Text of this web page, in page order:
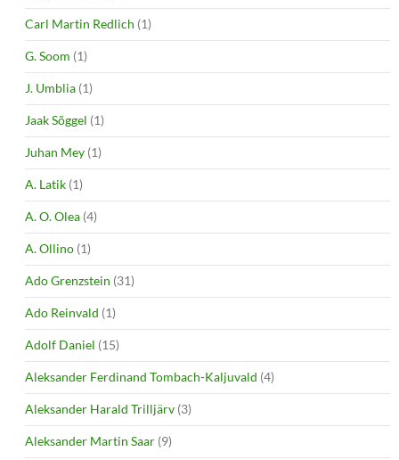
Carl Martin Redlich (1)
G. Soom (1)
J. Umblia (1)
Jaak Sõggel (1)
Juhan Mey (1)
A. Latik (1)
A. O. Olea (4)
A. Ollino (1)
Ado Grenzstein (31)
Ado Reinvald (1)
Adolf Daniel (15)
Aleksander Ferdinand Tombach-Kaljuvald (4)
Aleksander Harald Trilljärv (3)
Aleksander Martin Saar (9)